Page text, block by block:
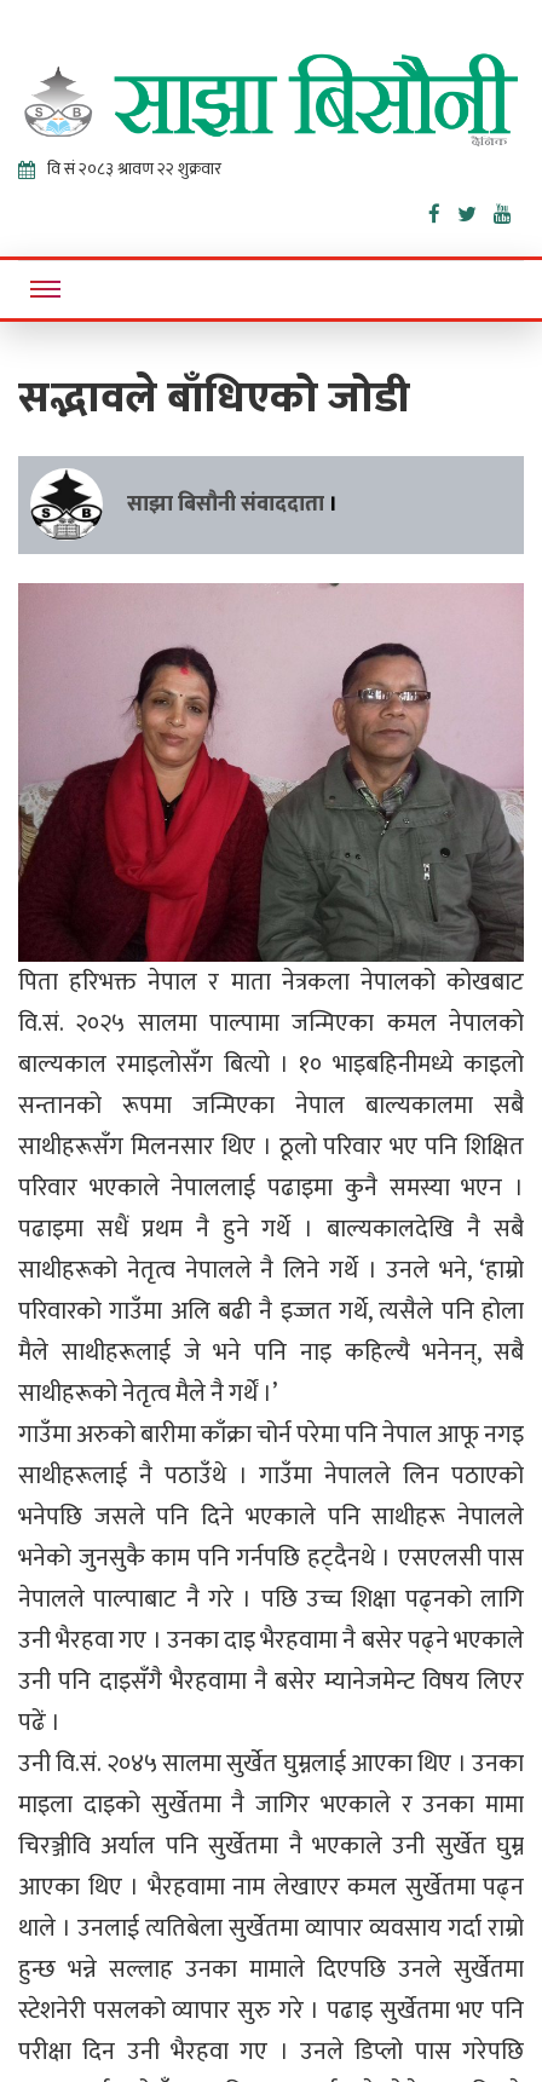
Sajha
Bisaunee
Online News Portal
सद्भावले बाँधिएको जोडी
साझा बिसौनी संवाददाता ।
पिता हरिभक्त नेपाल र माता नेत्रकला नेपालको कोखबाट
वि.सं. २०२५ सालमा पाल्पामा जन्मिएका कमल नेपालको
बाल्यकाल रमाइलोसँग बित्यो । १० भाइबहिनीमध्ये काइलो
सन्तानको रूपमा जन्मिएका नेपाल बाल्यकालमा सबै
साथीहरूसँग मिलनसार थिए । ठूलो परिवार भए पनि शिक्षित
परिवार भएकाले नेपाललाई पढाइमा कुनै समस्या भएन ।
पढाइमा सधैं प्रथम नै हुने गर्थे । बाल्यकालदेखि नै सबै
साथीहरूको नेतृत्व नेपालले नै लिने गर्थे । उनले भने, ‘हाम्रो
परिवारको गाउँमा अलि बढी नै इज्जत गर्थे, त्यसैले पनि होला
मैले साथीहरूलाई जे भने पनि नाइ कहिल्यै भनेनन्, सबै
साथीहरूको नेतृत्व मैले नै गर्थें ।’
गाउँमा अरुको बारीमा काँक्रा चोर्न परेमा पनि नेपाल आफू नगइ
साथीहरूलाई नै पठाउँथे । गाउँमा नेपालले लिन पठाएको
भनेपछि जसले पनि दिने भएकाले पनि साथीहरू नेपालले
भनेको जुनसुकै काम पनि गर्नपछि हट्दैनथे । एसएलसी पास
नेपालले पाल्पाबाट नै गरे । पछि उच्च शिक्षा पढ्नको लागि
उनी भैरहवा गए । उनका दाइ भैरहवामा नै बसेर पढ्ने भएकाले
उनी पनि दाइसँगै भैरहवामा नै बसेर म्यानेजमेन्ट विषय लिएर
पढें ।
उनी वि.सं. २०४५ सालमा सुर्खेत घुम्नलाई आएका थिए । उनका
माइला दाइको सुर्खेतमा नै जागिर भएकाले र उनका मामा
चिरञ्जीवि अर्याल पनि सुर्खेतमा नै भएकाले उनी सुर्खेत घुम्न
आएका थिए । भैरहवामा नाम लेखाएर कमल सुर्खेतमा पढ्न
थाले । उनलाई त्यतिबेला सुर्खेतमा व्यापार व्यवसाय गर्दा राम्रो
हुन्छ भन्ने सल्लाह उनका मामाले दिएपछि उनले सुर्खेतमा
स्टेशनेरी पसलको व्यापार सुरु गरे । पढाइ सुर्खेतमा भए पनि
परीक्षा दिन उनी भैरहवा गए । उनले डिप्लो पास गरेपछि